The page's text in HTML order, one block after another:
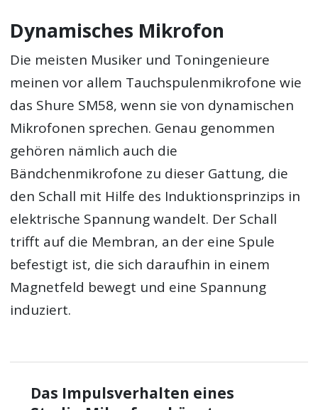
Dynamisches Mikrofon
Die meisten Musiker und Toningenieure
meinen vor allem Tauchspulenmikrofone wie
das Shure SM58, wenn sie von dynamischen
Mikrofonen sprechen. Genau genommen
gehören nämlich auch die
Bändchenmikrofone zu dieser Gattung, die
den Schall mit Hilfe des Induktionsprinzips in
elektrische Spannung wandelt. Der Schall
trifft auf die Membran, an der eine Spule
befestigt ist, die sich daraufhin in einem
Magnetfeld bewegt und eine Spannung
induziert.
Das Impulsverhalten eines